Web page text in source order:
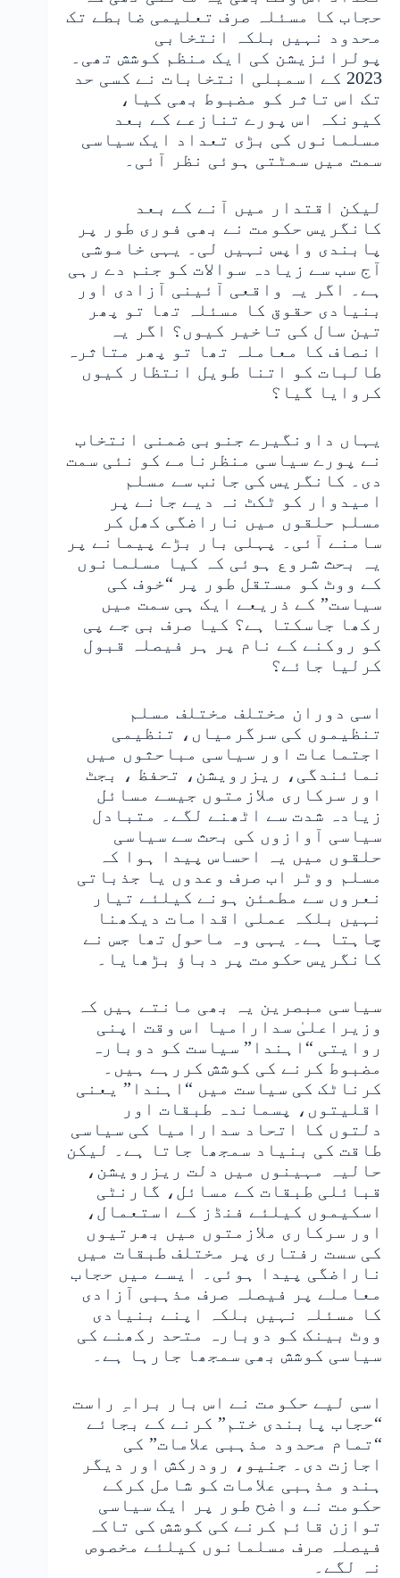
حجاب کا مسئلہ صرف تعلیمی ضابطے تک
محدود نہیں بلکہ انتخابی
پولرائزیشن کی ایک منظم کوشش تھی۔
2023 کے اسمبلی انتخابات نے کسی حد
تک اس تاثر کو مضبوط بھی کیا،
کیونکہ اس پورے تنازعے کے بعد
مسلمانوں کی بڑی تعداد ایک سیاسی
سمت میں سمٹتی ہوئی نظر آئی۔
لیکن اقتدار میں آنے کے بعد
کانگریس حکومت نے بھی فوری طور پر
پابندی واپس نہیں لی۔ یہی خاموشی
آج سب سے زیادہ سوالات کو جنم دے رہی
ہے۔ اگر یہ واقعی آئینی آزادی اور
بنیادی حقوق کا مسئلہ تھا تو پھر
تین سال کی تاخیر کیوں؟ اگر یہ
انصاف کا معاملہ تھا تو پھر متاثرہ
طالبات کو اتنا طویل انتظار کیوں
کروایا گیا؟
یہاں داونگیرے جنوبی ضمنی انتخاب
نے پورے سیاسی منظرنامے کو نئی سمت
دی۔ کانگریس کی جانب سے مسلم
امیدوار کو ٹکٹ نہ دیے جانے پر
مسلم حلقوں میں ناراضگی کھل کر
سامنے آئی۔ پہلی بار بڑے پیمانے پر
یہ بحث شروع ہوئی کہ کیا مسلمانوں
کے ووٹ کو مستقل طور پر “خوف کی
سیاست” کے ذریعے ایک ہی سمت میں
رکھا جاسکتا ہے؟ کیا صرف بی جے پی
کو روکنے کے نام پر ہر فیصلہ قبول
کرلیا جائے؟
اسی دوران مختلف مختلف مسلم
تنظیموں کی سرگرمیاں، تنظیمی
اجتماعات اور سیاسی مباحثوں میں
نمائندگی، ریزرویشن، تحفظ ، بجٹ
اور سرکاری ملازمتوں جیسے مسائل
زیادہ شدت سے اٹھنے لگے۔ متبادل
سیاسی آوازوں کی بحث سے سیاسی
حلقوں میں یہ احساس پیدا ہوا کہ
مسلم ووٹر اب صرف وعدوں یا جذباتی
نعروں سے مطمئن ہونے کیلئے تیار
نہیں بلکہ عملی اقدامات دیکھنا
چاہتا ہے۔ یہی وہ ماحول تھا جس نے
کانگریس حکومت پر دباؤ بڑھایا۔
سیاسی مبصرین یہ بھی مانتے ہیں کہ
وزیراعلیٰ سدارامیا اس وقت اپنی
روایتی “اہندا” سیاست کو دوبارہ
مضبوط کرنے کی کوشش کررہے ہیں۔
کرناٹک کی سیاست میں “اہندا” یعنی
اقلیتوں، پسماندہ طبقات اور
دلتوں کا اتحاد سدارامیا کی سیاسی
طاقت کی بنیاد سمجھا جاتا ہے۔ لیکن
حالیہ مہینوں میں دلت ریزرویشن،
قبائلی طبقات کے مسائل، گارنٹی
اسکیموں کیلئے فنڈز کے استعمال،
اور سرکاری ملازمتوں میں بھرتیوں
کی سست رفتاری پر مختلف طبقات میں
ناراضگی پیدا ہوئی۔ ایسے میں حجاب
معاملے پر فیصلہ صرف مذہبی آزادی
کا مسئلہ نہیں بلکہ اپنے بنیادی
ووٹ بینک کو دوبارہ متحد رکھنے کی
سیاسی کوشش بھی سمجھا جارہا ہے۔
اسی لیے حکومت نے اس بار براہِ راست
“حجاب پابندی ختم” کرنے کے بجائے
“تمام محدود مذہبی علامات” کی
اجازت دی۔ جنیو، رودرکش اور دیگر
ہندو مذہبی علامات کو شامل کرکے
حکومت نے واضح طور پر ایک سیاسی
توازن قائم کرنے کی کوشش کی تاکہ
فیصلہ صرف مسلمانوں کیلئے مخصوص
نہ لگے۔